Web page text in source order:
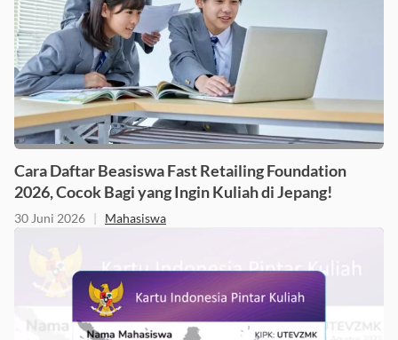
Cara Daftar Beasiswa Fast Retailing Foundation
2026, Cocok Bagi yang Ingin Kuliah di Jepang!
30 Juni 2026 | Mahasiswa